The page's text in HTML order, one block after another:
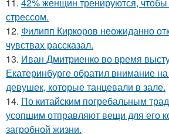
стрессом.
12. Филипп Киркоров неожиданно
чувствах рассказал.
13. Иван Дмитриенко во время
Екатеринбурге обратил внимание
девушек, которые танцевали в зале.
14. По китайским погребальным
усопшим отправляют вещи для его
загробной жизни.